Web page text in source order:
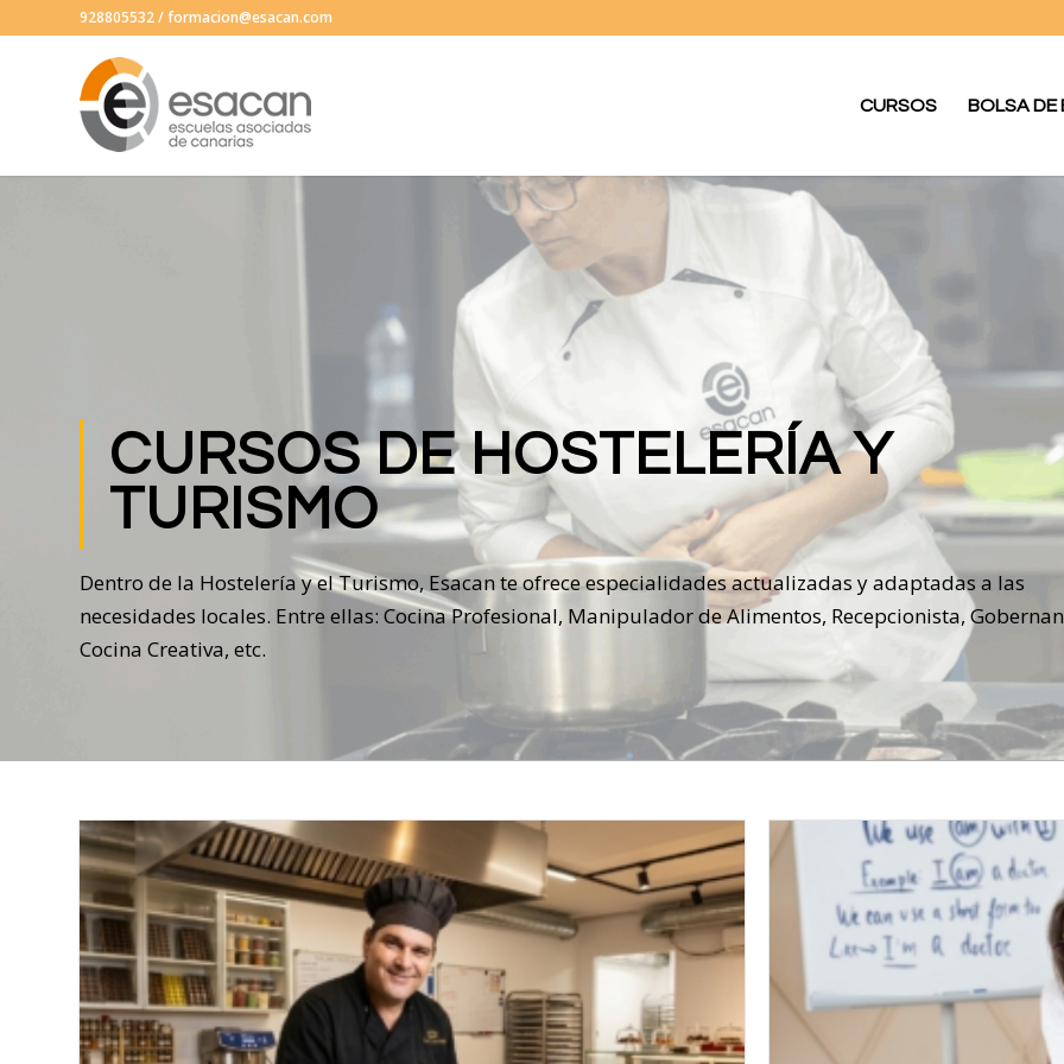
928805532/formacion@esacan.com
CURSOS BOLSA DE
CURSOS DE HOSTELERÍA Y
TURISMO
Dentro de la Hostelería y el Turismo, Esacan te ofrece especialidades actualizadas y adaptadas a las
necesidades locales. Entre ellas: Cocina Profesional, Manipulador de Alimentos, Recepcionista,
Cocina Creativa, etc.